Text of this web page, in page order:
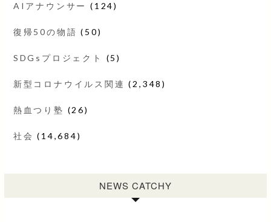
AIアナウンサー (124)
復帰50の物語 (50)
SDGsプロジェクト (5)
新型コロナウイルス関連 (2,348)
熱血つり塾 (26)
社会 (14,684)
NEWS CATCHY